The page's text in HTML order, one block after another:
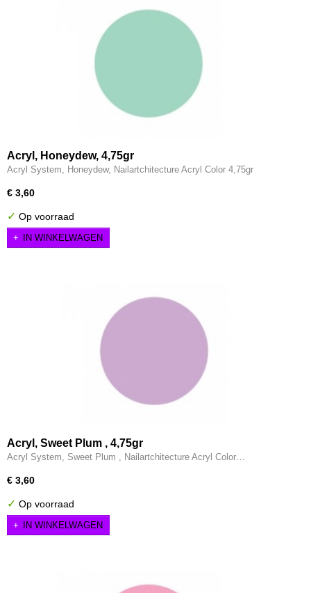
Acryl, Honeydew, 4,75gr
Acryl System, Honeydew, Nailartchitecture Acryl Color 4,75gr
€ 3,60
✓ Op voorraad
IN WINKELWAGEN
Acryl, Sweet Plum , 4,75gr
Acryl System, Sweet Plum , Nailartchitecture Acryl Color…
€ 3,60
✓ Op voorraad
IN WINKELWAGEN